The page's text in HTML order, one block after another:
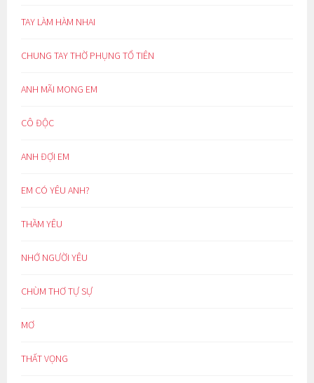
TAY LÀM HÀM NHAI
CHUNG TAY THỜ PHỤNG TỔ TIÊN
ANH MÃI MONG EM
CÔ ĐỘC
ANH ĐỢI EM
EM CÓ YÊU ANH?
THẦM YÊU
NHỚ NGƯỜI YÊU
CHÙM THƠ TỰ SỰ
MƠ
THẤT VỌNG